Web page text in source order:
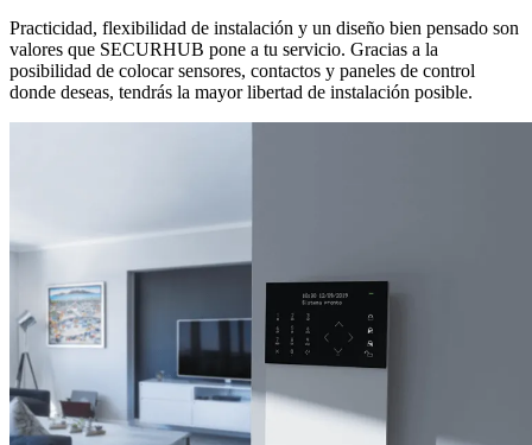
Practicidad, flexibilidad de instalación y un diseño bien pensado son
valores que SECURHUB pone a tu servicio. Gracias a la
posibilidad de colocar sensores, contactos y paneles de control
donde deseas, tendrás la mayor libertad de instalación posible.